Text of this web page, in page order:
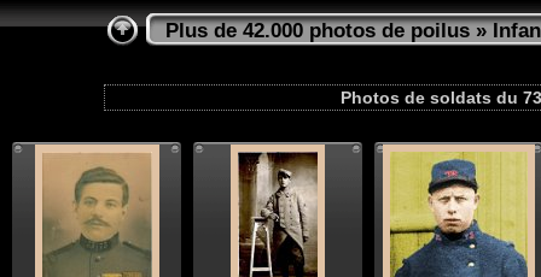
Plus de 42.000 photos de poilus»
Photos de soldats du